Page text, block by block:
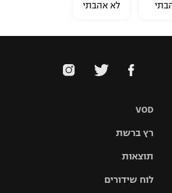
לא אהבתי
VOD
רץ ברשת
תוצאות
לוח שידורים